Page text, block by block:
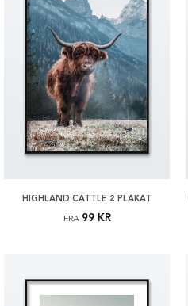
HIGHLAND CATTLE 2 PLAKAT
FRA 99 KR